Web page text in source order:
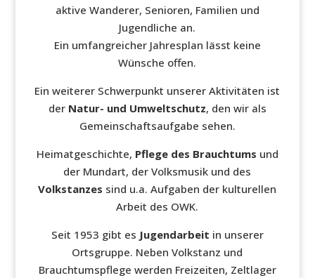
aktive Wanderer, Senioren, Familien und
Jugendliche an.
Ein umfangreicher Jahresplan lässt keine
Wünsche offen.
Ein weiterer Schwerpunkt unserer Aktivitäten ist
der Natur- und Umweltschutz, den wir als
Gemeinschaftsaufgabe sehen.
Heimatgeschichte, Pflege des Brauchtums und
der Mundart, der Volksmusik und des
Volkstanzes sind u.a. Aufgaben der kulturellen
Arbeit des OWK.
Seit 1953 gibt es Jugendarbeit in unserer
Ortsgruppe. Neben Volkstanz und
Brauchtumspflege werden Freizeiten, Zeltlager